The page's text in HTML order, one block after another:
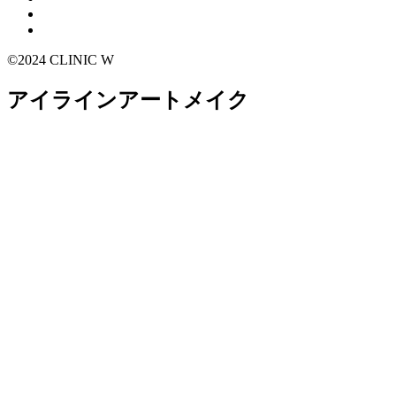
©2024 CLINIC W
アイラインアートメイク